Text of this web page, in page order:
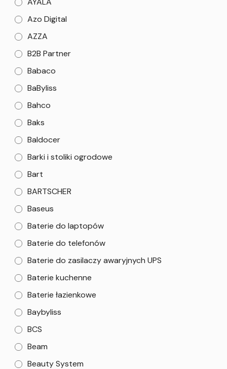
Azo Digital
AZZA
B2B Partner
Babaco
BaByliss
Bahco
Baks
Baldocer
Barki i stoliki ogrodowe
Bart
BARTSCHER
Baseus
Baterie do laptopów
Baterie do telefonów
Baterie do zasilaczy awaryjnych UPS
Baterie kuchenne
Baterie łazienkowe
Baybyliss
BCS
Beam
Beauty System